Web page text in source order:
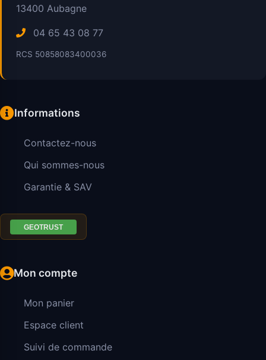
13400 Aubagne
04 65 43 08 77
RCS 50858083400036
Informations
Contactez-nous
Qui sommes-nous
Garantie & SAV
Mon compte
Mon panier
Espace client
Suivi de commande